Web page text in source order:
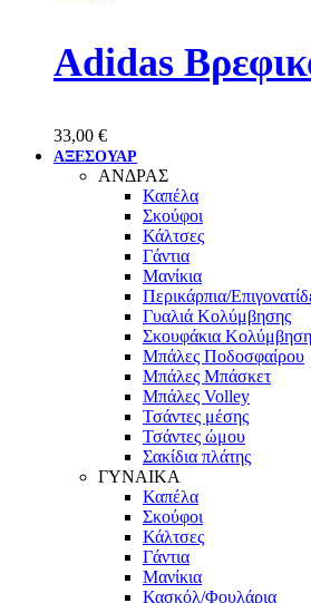
Adidas
33,00 €
ΑΞΕΣΟΥΑΡ
ΑΝΔΡΑΣ
Καπέλα
Σκούφοι
Κάλτσες
Γάντια
Μανίκια
Περικάρπια/
Γυαλιά Κολύμβησης
Σκουφάκια
Μπάλες Ποδοσφαίρου
Μπάλες Μπάσκετ
Μπάλες Volley
Τσάντες μέσης
Τσάντες ώμου
Σακίδια πλάτης
ΓΥΝΑΙΚΑ
Καπέλα
Σκούφοι
Κάλτσες
Γάντια
Μανίκια
Κασκόλ/Φουλάρια